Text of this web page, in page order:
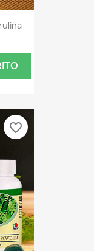
favorite_border